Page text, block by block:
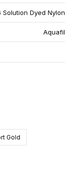
Solution Dyed Nylon
Aquafil
Gold